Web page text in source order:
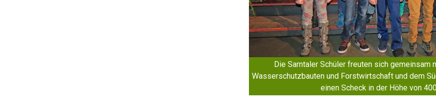
Die Sarntaler Schüler freuten sich gemeinsam
Wasserschutzbauten und Forstwirtschaft und dem
einen Scheck in der Höhe von